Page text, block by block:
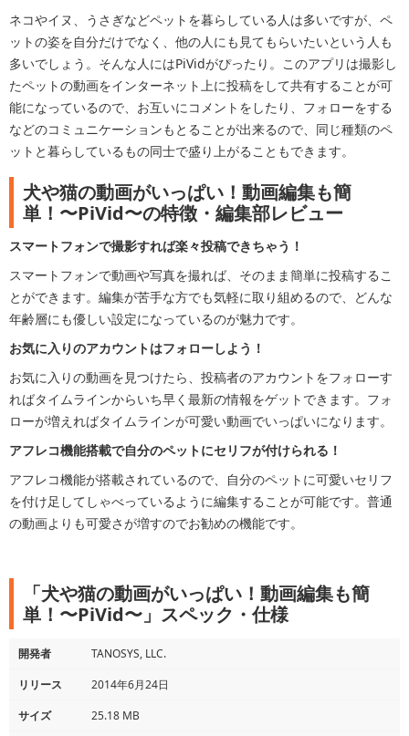
ネコやイヌ、うさぎなどペットを暮らしている人は多いですが、ペ
ットの姿を自分だけでなく、他の人にも見てもらいたいという人も
多いでしょう。そんな人にはPiVidがぴったり。このアプリは撮影し
たペットの動画をインターネット上に投稿をして共有することが可
能になっているので、お互いにコメントをしたり、フォローをする
などのコミュニケーションもとることが出来るので、同じ種類のペ
ットと暮らしているもの同士で盛り上がることもできます。
犬や猫の動画がいっぱい！動画編集も簡
単！〜PiVid〜の特徴・編集部レビュー
スマートフォンで撮影すれば楽々投稿できちゃう！
スマートフォンで動画や写真を撮れば、そのまま簡単に投稿するこ
とができます。編集が苦手な方でも気軽に取り組めるので、どんな
年齢層にも優しい設定になっているのが魅力です。
お気に入りのアカウントはフォローしよう！
お気に入りの動画を見つけたら、投稿者のアカウントをフォローす
ればタイムラインからいち早く最新の情報をゲットできます。フォ
ローが増えればタイムラインが可愛い動画でいっぱいになります。
アフレコ機能搭載で自分のペットにセリフが付けられる！
アフレコ機能が搭載されているので、自分のペットに可愛いセリフ
を付け足してしゃべっているように編集することが可能です。普通
の動画よりも可愛さが増すのでお勧めの機能です。
「犬や猫の動画がいっぱい！動画編集も簡
単！〜PiVid〜」スペック・仕様
開発者
TANOSYS, LLC.
リリース
2014年6月24日
サイズ
25.18 MB